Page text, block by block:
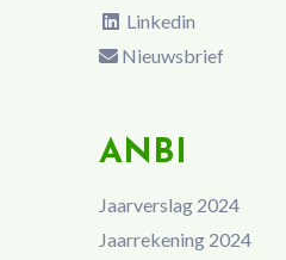
Linkedin
Nieuwsbrief
ANBI
Jaarverslag 2024
Jaarrekening 2024